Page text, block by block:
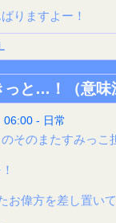
りますよー！
っと…！（意味
06:00 - 日常
そのまたすみっこ
お偉方を差し置い